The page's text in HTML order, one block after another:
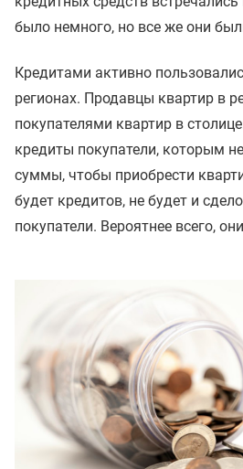
было немного, но все же они
Кредитами активно
регионах. Продавцы квартир в
покупателями квартир в
кредиты покупатели, которым
суммы, чтобы приобрести
будет кредитов, не будет и
покупатели. Вероятнее всего,